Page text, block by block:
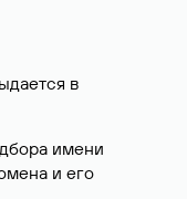
в
имени
и его